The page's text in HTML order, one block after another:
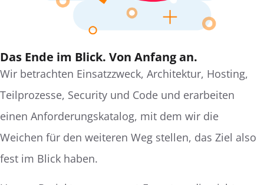
Das Ende im Blick. Von Anfang an.
Wir betrachten Einsatzzweck, Architektur, Hosting,
Teilprozesse, Security und Code und erarbeiten
einen Anforderungskatalog, mit dem wir die
Weichen für den weiteren Weg stellen, das Ziel also
fest im Blick haben.